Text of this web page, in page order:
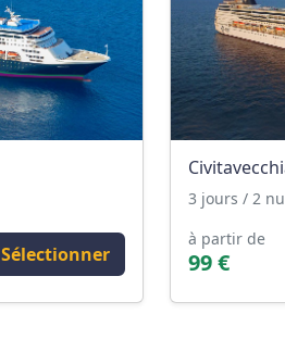
Sélectionner
3 jours / 2
à partir de
99 €